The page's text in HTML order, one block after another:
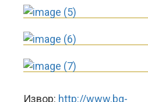
Извор: http://www.bg-